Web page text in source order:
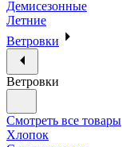
Демисезонные
Летние
Ветровки
Ветровки
Смотреть все товары
Хлопок